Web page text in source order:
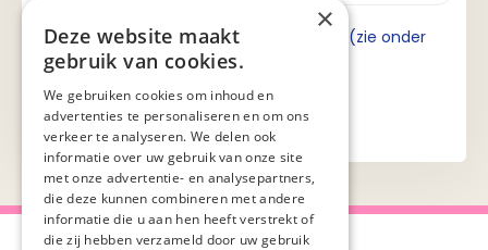
Ik ga akkoord met de privacyverklaring (zie onder
aan de pagina).
×
Deze website maakt
gebruik van cookies.
We gebruiken cookies om inhoud en
advertenties te personaliseren en om ons
verkeer te analyseren. We delen ook
informatie over uw gebruik van onze site
met onze advertentie- en analysepartners,
die deze kunnen combineren met andere
informatie die u aan hen heeft verstrekt of
die zij hebben verzameld door uw gebruik